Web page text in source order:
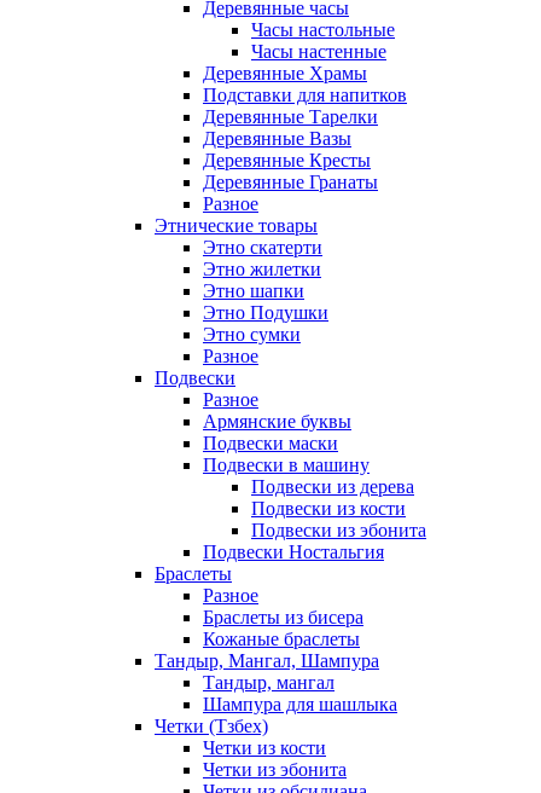
Деревянные часы
Часы настольные
Часы настенные
Деревянные Храмы
Подставки для напитков
Деревянные Тарелки
Деревянные Вазы
Деревянные Кресты
Деревянные Гранаты
Разное
Этнические товары
Этно скатерти
Этно жилетки
Этно шапки
Этно Подушки
Этно сумки
Разное
Подвески
Разное
Армянские буквы
Подвески маски
Подвески в машину
Подвески из дерева
Подвески из кости
Подвески из эбонита
Подвески Ностальгия
Браслеты
Разное
Браслеты из бисера
Кожаные браслеты
Тандыр, Мангал, Шампура
Тандыр, мангал
Шампура для шашлыка
Четки (Тзбех)
Четки из кости
Четки из эбонита